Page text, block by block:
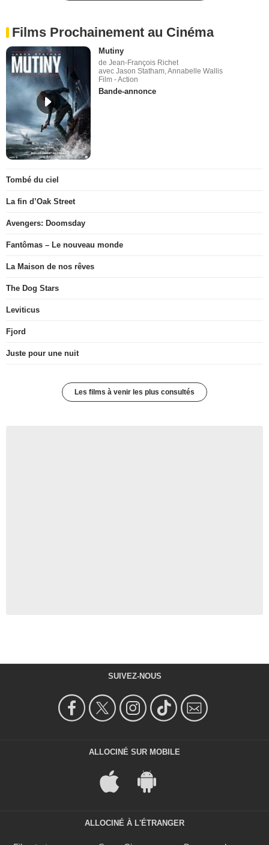
Films Prochainement au Cinéma
Mutiny
de Jean-François Richet
avec Jason Statham, Annabelle Wallis
Film - Action
Bande-annonce
Tombé du ciel
La fin d’Oak Street
Avengers: Doomsday
Fantômas – Le nouveau monde
La Maison de nos rêves
The Dog Stars
Leviticus
Fjord
Juste pour une nuit
Les films à venir les plus consultés
SUIVEZ-NOUS
ALLOCINÉ SUR MOBILE
ALLOCINÉ À L'ÉTRANGER